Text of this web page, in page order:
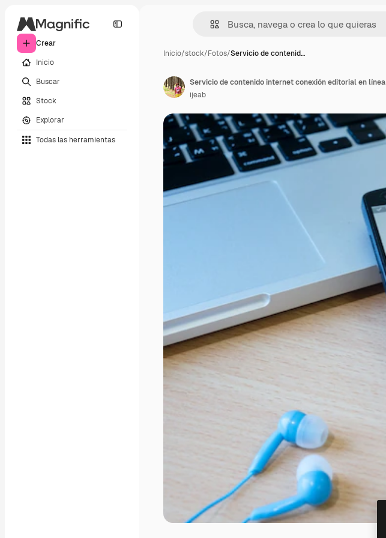
Crear
Inicio
Buscar
Stock
Explorar
Todas las herramientas
Inicio/stock/Fotos/Servicio de contenid…
Servicio de contenido internet conexión editorial en línea
ijeab